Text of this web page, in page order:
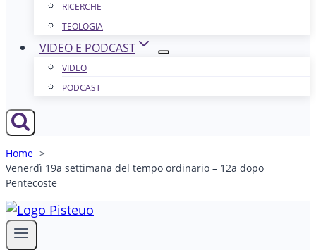
RICERCHE
TEOLOGIA
VIDEO E PODCAST
VIDEO
PODCAST
Home
Venerdì 19a settimana del tempo ordinario – 12a dopo
Pentecoste